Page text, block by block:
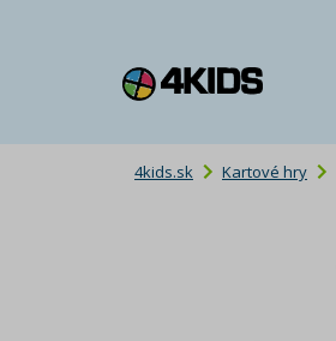
4kids.sk Kartové hry